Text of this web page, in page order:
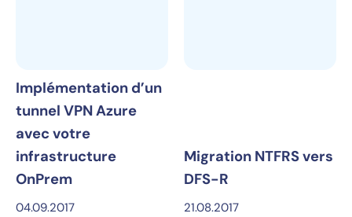
Implémentation d’un
tunnel VPN Azure
avec votre
infrastructure
OnPrem
04.09.2017
Migration NTFRS vers
DFS-R
21.08.2017